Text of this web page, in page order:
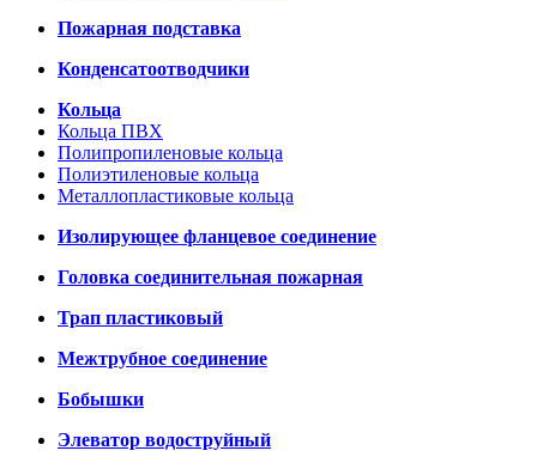
Пожарная подставка
Конденсатоотводчики
Кольца
Кольца ПВХ
Полипропиленовые кольца
Полиэтиленовые кольца
Металлопластиковые кольца
Изолирующее фланцевое соединение
Головка соединительная пожарная
Трап пластиковый
Межтрубное соединение
Бобышки
Элеватор водоструйный